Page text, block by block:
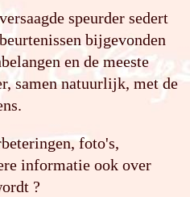
speurder sedert
bijgevonden
en de meeste
samen natuurlijk, met de
foto's,
informatie ook over
?